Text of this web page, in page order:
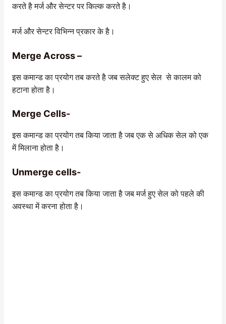
करते है मर्ज और सेन्टर पर किल्क करते है।
मर्ज और सेन्टर विभिन्न प्रकार के है।
Merge Across –
इस कमान्ड का प्रयोग तब करते है जब सलेक्ट हुए सेल से कालम को
हटाना होता है।
Merge Cells-
इस कमान्ड का प्रयोग तब किया जाता है जब एक से अधिक सेल को एक
में मिलाना होता है।
Unmerge cells-
इस कमान्ड का प्रयोग तब किया जाता है जब मर्ज हुए सेल को पहले की
अवस्था में करना होता है।